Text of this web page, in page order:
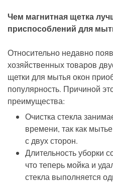
Чем магнитная щетка
приспособлений для
Относительно недавно
хозяйственных товаров
щетки для мытья окон
популярность. Причиной
преимущества:
Очистка стекла
времени, так как
с двух сторон.
Длительность уборки
что теперь мойка и
стекла выполняется